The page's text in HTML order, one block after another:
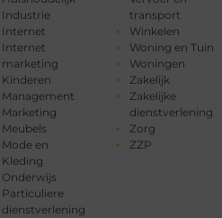
Industrie
Internet
Internet
marketing
Kinderen
Management
Marketing
Meubels
Mode en
Kleding
Onderwijs
Particuliere
dienstverlening
transport
Winkelen
Woning en Tuin
Woningen
Zakelijk
Zakelijke
dienstverlening
Zorg
ZZP